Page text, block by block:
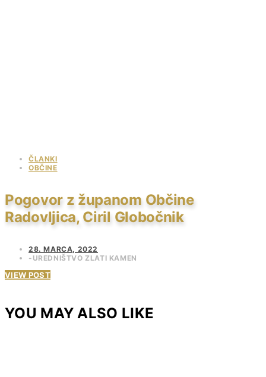
ČLANKI
OBČINE
Pogovor z županom Občine
Radovljica, Ciril Globočnik
28. MARCA, 2022
UREDNIŠTVO ZLATI KAMEN
VIEW POST
YOU MAY ALSO LIKE